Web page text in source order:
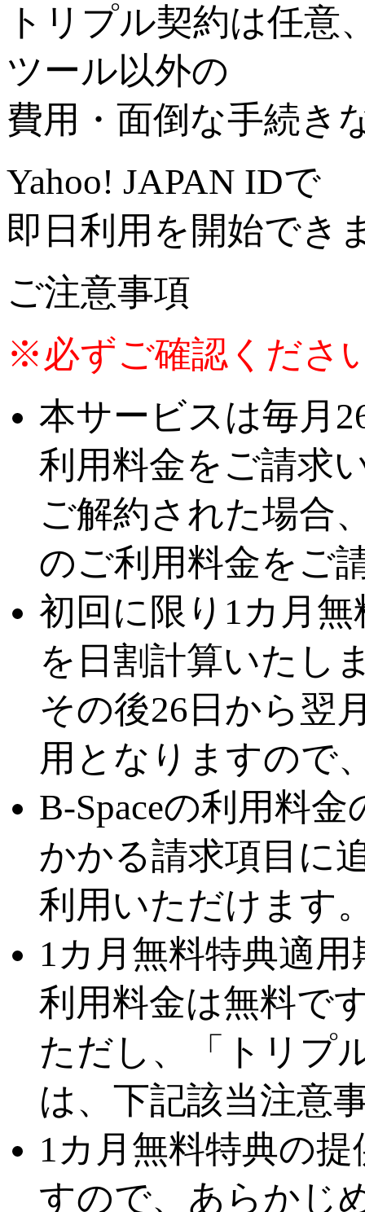
トリプル契約は任意
ツール以外の
費用・面倒な手続き
Yahoo! JAPAN IDで
即日利用を開始でき
ご注意事項
※必ずご確認くださ
本サービスは毎月
利用料金をご請求
ご解約された場合
のご利用料金をご
初回に限り1カ月
を日割計算いたし
その後26日から翌
用となりますので
B-Spaceの利用料
かかる請求項目に
利用いただけます
1カ月無料特典適
利用料金は無料で
ただし、「トリプ
は、下記該当注意
1カ月無料特典の
すので、あらかじ